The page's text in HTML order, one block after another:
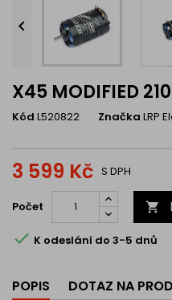

X45 MODIFIED
Kód L520822 Značka LRP
3 599 Kč S DPH
Počet 
 K odeslání do 3-5 dnů
POPIS DOTAZ NA